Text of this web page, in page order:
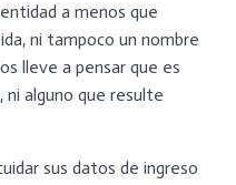
a menos que
ni tampoco un nombre
lleve a pensar que es
alguno que resulte
sus datos de ingreso